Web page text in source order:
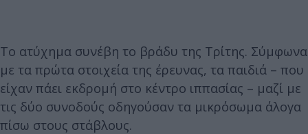
Το ατύχημα συνέβη το βράδυ της Τρίτης. Σύμφωνα
με τα πρώτα στοιχεία της έρευνας, τα παιδιά – που
είχαν πάει εκδρομή στο κέντρο ιππασίας – μαζί με
τις δύο συνοδούς οδηγούσαν τα μικρόσωμα άλογα
πίσω στους στάβλους.